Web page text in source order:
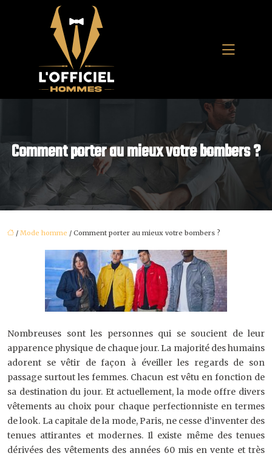
Comment porter au mieux votre bombers ?
/ Mode homme / Comment porter au mieux votre bombers ?
Nombreuses sont les personnes qui se soucient de leur
apparence physique de chaque jour. La majorité des humains
adorent se vêtir de façon à éveiller les regards de son
passage surtout les femmes. Chacun est vêtu en fonction de
sa destination du jour. Et actuellement, la mode offre divers
vêtements au choix pour chaque perfectionniste en termes
de look. La capitale de la mode, Paris, ne cesse d’inventer des
tenues attirantes et modernes. Il existe même des tenues
dérivées des vêtements des années 60 mis en vente et très